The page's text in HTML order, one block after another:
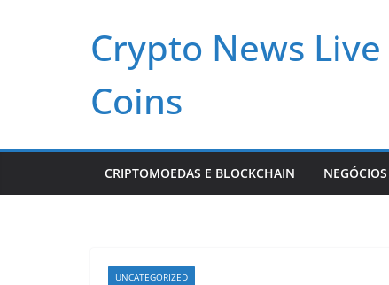
Crypto News Live
Coins
CRIPTOMOEDAS E BLOCKCHAIN
UNCATEGORIZED